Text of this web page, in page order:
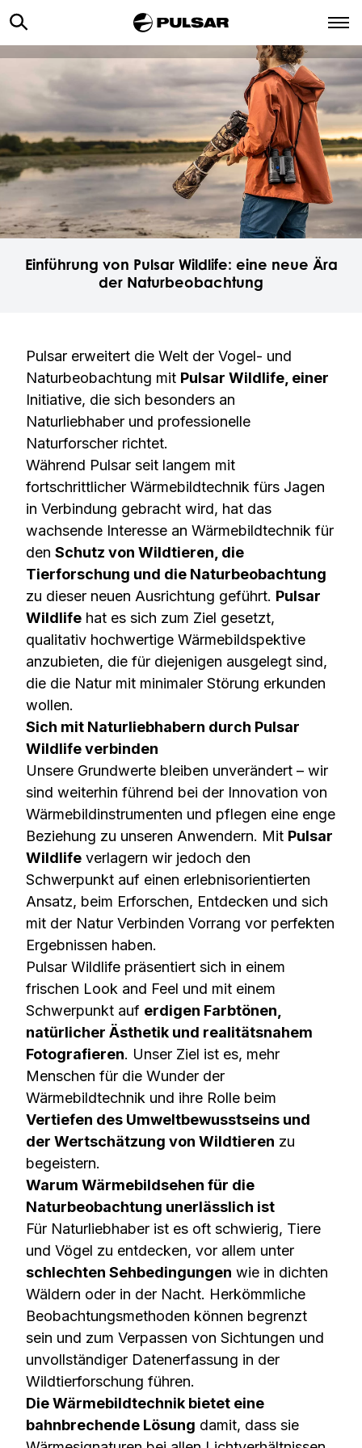
Einführung von Pulsar Wildlife: eine neue Ära
der Naturbeobachtung
Pulsar erweitert die Welt der Vogel- und
Naturbeobachtung mit Pulsar Wildlife, einer
Initiative, die sich besonders an
Naturliebhaber und professionelle
Naturforscher richtet.
Während Pulsar seit langem mit
fortschrittlicher Wärmebildtechnik fürs Jagen
in Verbindung gebracht wird, hat das
wachsende Interesse an Wärmebildtechnik für
den Schutz von Wildtieren, die
Tierforschung und die Naturbeobachtung
zu dieser neuen Ausrichtung geführt. Pulsar
Wildlife hat es sich zum Ziel gesetzt,
qualitativ hochwertige Wärmebildspektive
anzubieten, die für diejenigen ausgelegt sind,
die die Natur mit minimaler Störung erkunden
wollen.
Sich mit Naturliebhabern durch Pulsar
Wildlife verbinden
Unsere Grundwerte bleiben unverändert – wir
sind weiterhin führend bei der Innovation von
Wärmebildinstrumenten und pflegen eine enge
Beziehung zu unseren Anwendern. Mit Pulsar
Wildlife verlagern wir jedoch den
Schwerpunkt auf einen erlebnisorientierten
Ansatz, beim Erforschen, Entdecken und sich
mit der Natur Verbinden Vorrang vor perfekten
Ergebnissen haben.
Pulsar Wildlife präsentiert sich in einem
frischen Look and Feel und mit einem
Schwerpunkt auf erdigen Farbtönen,
natürlicher Ästhetik und realitätsnahem
Fotografieren. Unser Ziel ist es, mehr
Menschen für die Wunder der
Wärmebildtechnik und ihre Rolle beim
Vertiefen des Umweltbewusstseins und
der Wertschätzung von Wildtieren zu
begeistern.
Warum Wärmebildsehen für die
Naturbeobachtung unerlässlich ist
Für Naturliebhaber ist es oft schwierig, Tiere
und Vögel zu entdecken, vor allem unter
schlechten Sehbedingungen wie in dichten
Wäldern oder in der Nacht. Herkömmliche
Beobachtungsmethoden können begrenzt
sein und zum Verpassen von Sichtungen und
unvollständiger Datenerfassung in der
Wildtierforschung führen.
Die Wärmebildtechnik bietet eine
bahnbrechende Lösung damit, dass sie